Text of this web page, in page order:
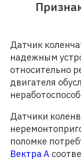
Датчик
надежным
относительно
двигателя
Датчики
поломке
Вектра А